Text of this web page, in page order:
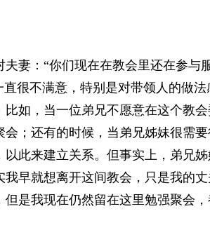
妻：“你们现在在教会里还在参与
很不满意，特别是对带领人的做
如，当一位弟兄不愿意在这个教
；还有的时候，当弟兄姊妹很需要
此来建立关系。但事实上，弟兄
早就想离开这间教会，只是我的
是我现在仍然留在这里勉强聚会